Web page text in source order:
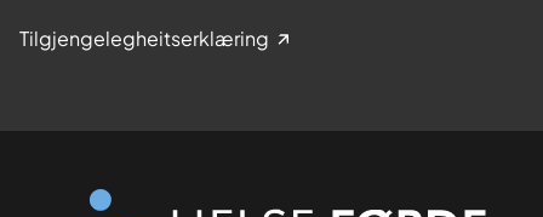
Tilgjengelegheitserklæring